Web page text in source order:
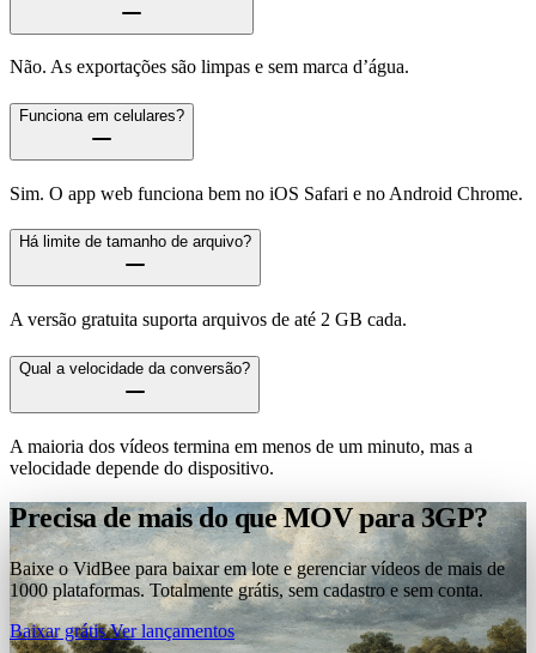
Não. As exportações são limpas e sem marca d’água.
Funciona em celulares?
Sim. O app web funciona bem no iOS Safari e no Android Chrome.
Há limite de tamanho de arquivo?
A versão gratuita suporta arquivos de até 2 GB cada.
Qual a velocidade da conversão?
A maioria dos vídeos termina em menos de um minuto, mas a
velocidade depende do dispositivo.
Precisa de mais do que MOV para 3GP?
Baixe o VidBee para baixar em lote e gerenciar vídeos de mais de
1000 plataformas. Totalmente grátis, sem cadastro e sem conta.
Baixar grátisVer lançamentos